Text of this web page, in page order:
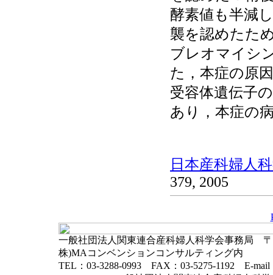
酵素値も半減
襲を認めたた
ブレオマイシ
た，本症の原
受容体遺伝子
あり，本症の
日本産科婦人
379, 2005
一般社団法人関東連合産科婦人科学会事務局 〒
株)MAコンベンションコンサルティング内
TEL：03-3288-0993 FAX：03-5275-1192 E-mail